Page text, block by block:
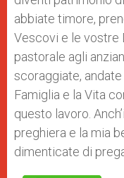
abbiate timore,
Vescovi e le vostre
pastorale agli
scoraggiate,
Famiglia e la Vita
questo lavoro.
preghiera e la mia
dimenticate di